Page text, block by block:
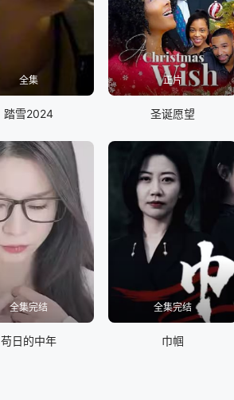
全集
踏雪2024
正片
圣诞愿望
全集完结
苟日的中年
全集完结
巾帼